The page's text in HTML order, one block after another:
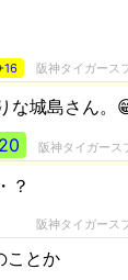
阪神タイガース
な城島さん。
阪神タイガース
？
阪神タイガース
ことか